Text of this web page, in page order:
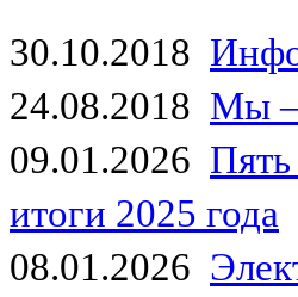
30.10.2018
24.08.2018 Мы
09.01.2026
итоги 2025 года
08.01.2026